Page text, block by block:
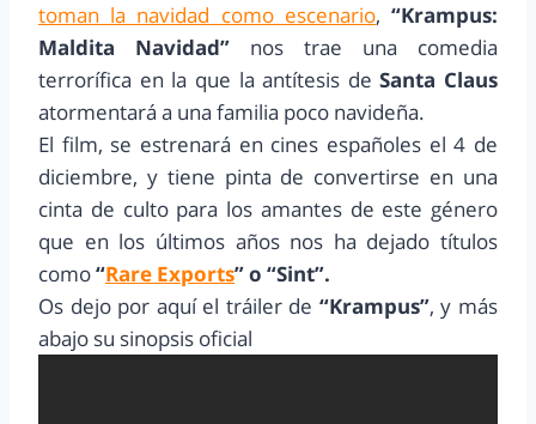
toman la navidad como escenario,“Krampus:
Maldita Navidad” nos trae una comedia
terrorífica en la que la antítesis de Santa Claus
atormentará a una familia poco navideña.
El film, se estrenará en cines españoles el 4 de
diciembre, y tiene pinta de convertirse en una
cinta de culto para los amantes de este género
que en los últimos años nos ha dejado títulos
como“Rare Exports” o “Sint”.
Os dejo por aquí el tráiler de “Krampus”, y más
abajo su sinopsis oficial